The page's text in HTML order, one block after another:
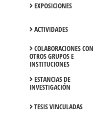
EXPOSICIONES
ACTIVIDADES
COLABORACIONES CON
OTROS GRUPOS E
INSTITUCIONES
ESTANCIAS DE
INVESTIGACIÓN
TESIS VINCULADAS